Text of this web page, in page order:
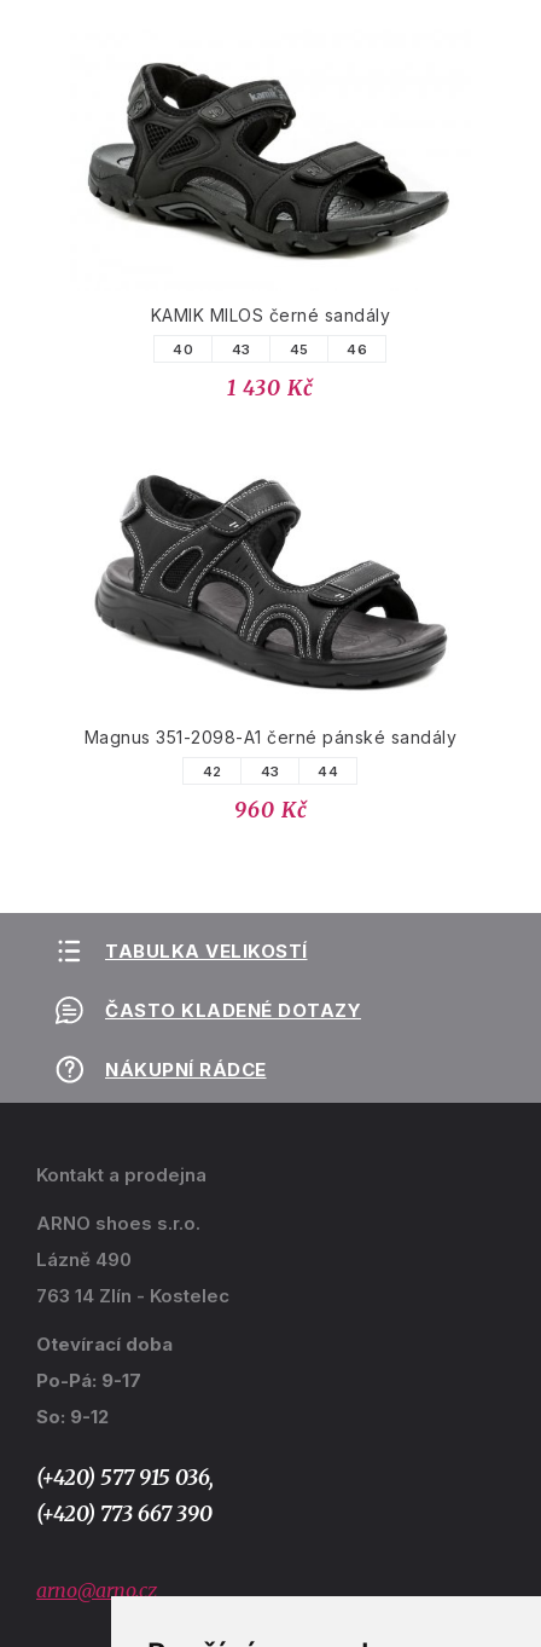
KAMIK MILOS černé sandály
40 43 45 46
1 430 Kč
Magnus 351-2098-A1 černé pánské sandály
42 43 44
960 Kč
TABULKA VELIKOSTÍ
ČASTO KLADENÉ DOTAZY
NÁKUPNÍ RÁDCE
Kontakt a prodejna
ARNO shoes s.r.o.
Lázně 490
763 14 Zlín - Kostelec
Otevírací doba
Po-Pá: 9-17
So: 9-12
(+420) 577 915 036,
(+420) 773 667 390
arno@arno.cz